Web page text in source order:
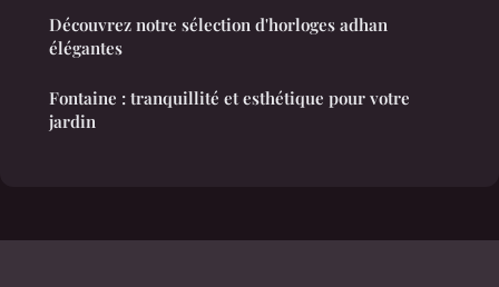
Découvrez notre sélection d'horloges adhan
élégantes
Fontaine : tranquillité et esthétique pour votre
jardin